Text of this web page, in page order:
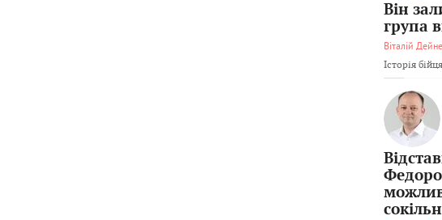
Він
група
Віталій
Історія